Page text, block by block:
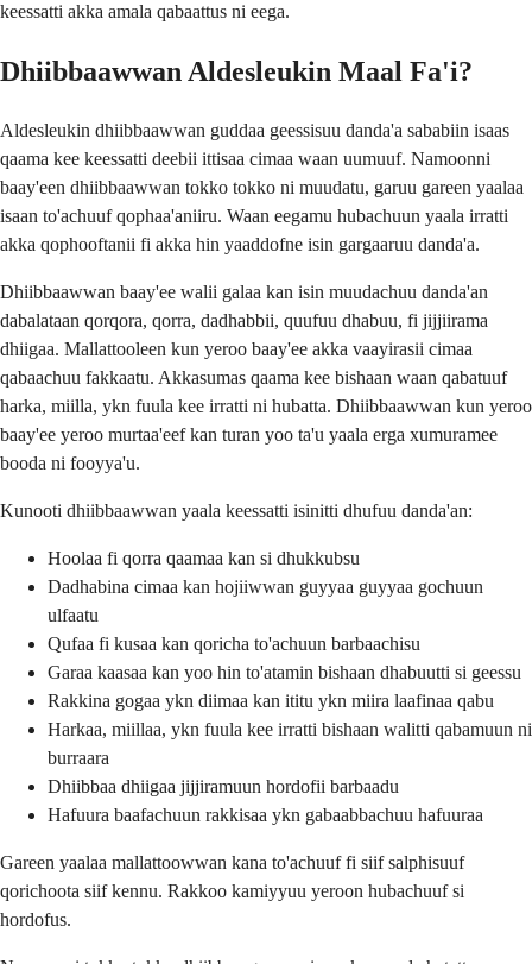
keessatti akka amala qabaattus ni eega.
Dhiibbaawwan Aldesleukin Maal Fa'i?
Aldesleukin dhiibbaawwan guddaa geessisuu danda'a sababiin isaas
qaama kee keessatti deebii ittisaa cimaa waan uumuuf. Namoonni
baay'een dhiibbaawwan tokko tokko ni muudatu, garuu gareen yaalaa
isaan to'achuuf qophaa'aniiru. Waan eegamu hubachuun yaala irratti
akka qophooftanii fi akka hin yaaddofne isin gargaaruu danda'a.
Dhiibbaawwan baay'ee walii galaa kan isin muudachuu danda'an
dabalataan qorqora, qorra, dadhabbii, quufuu dhabuu, fi jijjiirama
dhiigaa. Mallattooleen kun yeroo baay'ee akka vaayirasii cimaa
qabaachuu fakkaatu. Akkasumas qaama kee bishaan waan qabatuuf
harka, miilla, ykn fuula kee irratti ni hubatta. Dhiibbaawwan kun yeroo
baay'ee yeroo murtaa'eef kan turan yoo ta'u yaala erga xumuramee
booda ni fooyya'u.
Kunooti dhiibbaawwan yaala keessatti isinitti dhufuu danda'an:
Hoolaa fi qorra qaamaa kan si dhukkubsu
Dadhabina cimaa kan hojiiwwan guyyaa guyyaa gochuun
ulfaatu
Qufaa fi kusaa kan qoricha to'achuun barbaachisu
Garaa kaasaa kan yoo hin to'atamin bishaan dhabuutti si geessu
Rakkina gogaa ykn diimaa kan ititu ykn miira laafinaa qabu
Harkaa, miillaa, ykn fuula kee irratti bishaan walitti qabamuun ni
burraara
Dhiibbaa dhiigaa jijjiramuun hordofii barbaadu
Hafuura baafachuun rakkisaa ykn gabaabbachuu hafuuraa
Gareen yaalaa mallattoowwan kana to'achuuf fi siif salphisuuf
qorichoota siif kennu. Rakkoo kamiyyuu yeroon hubachuuf si
hordofus.